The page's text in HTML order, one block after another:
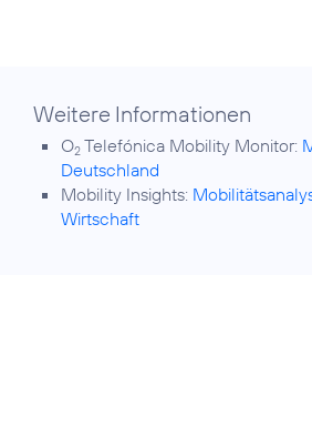
Weitere Informationen
O2 Telefónica Mobility Monitor:
Deutschland
Mobility Insights:
Wirtschaft